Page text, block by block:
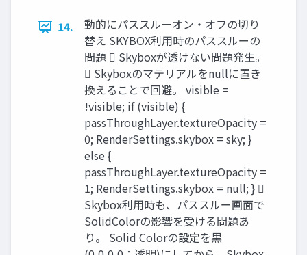
14.
動的にパススルーオン・オフの切り
替え SKYBOX利用時のパススルーの
問題  Skyboxが透けない問題発生。
 Skyboxのマテリアルをnullに置き
換えることで回避。 visible =
!visible; if (visible) {
passThroughLayer.textureOpacity =
0; RenderSettings.skybox = sky; }
else {
passThroughLayer.textureOpacity =
1; RenderSettings.skybox = null; } 
Skybox利用時も、パススルー画面で
SolidColorの影響を受ける問題あ
り。 Solid Colorの設定を黒